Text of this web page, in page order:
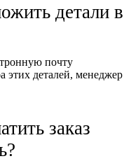
детали в
почту
этих деталей, менеджер
заказ